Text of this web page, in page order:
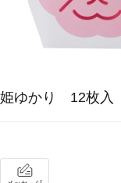
姫ゆかり 12枚入